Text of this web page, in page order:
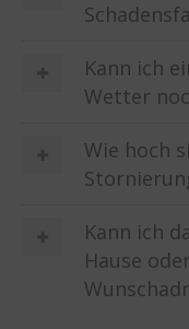
Kann ich
Wetter
Wie hoch
Kann ich
Hause